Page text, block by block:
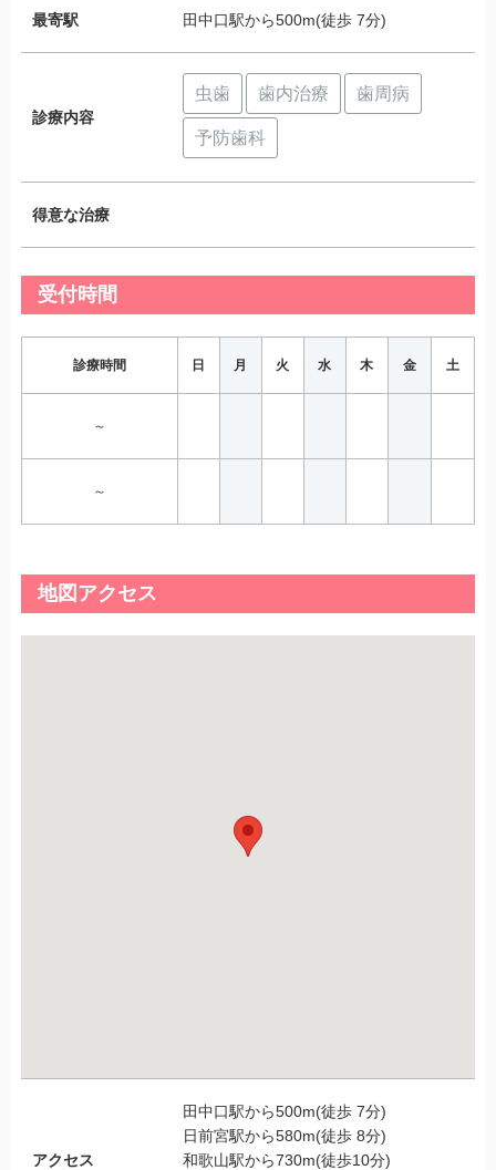
最寄駅 田中口駅から500m(徒歩 7分)
診療内容
虫歯 歯内治療 歯周病
予防歯科
得意な治療
受付時間
診療時間 日 月 火 水 木 金 土
～
～
地図アクセス
アクセス
田中口駅から500m(徒歩 7分)
日前宮駅から580m(徒歩 8分)
和歌山駅から730m(徒歩10分)